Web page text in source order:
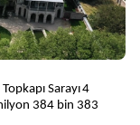
Sarayı 4
384 bin 383